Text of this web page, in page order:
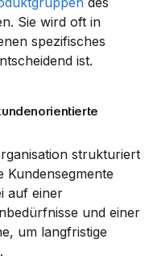
Sie wird oft in
spezifisches
ist.
strukturiert
Kundensegmente
auf einer
und einer
um langfristige